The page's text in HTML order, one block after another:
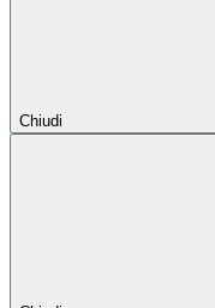
Chiudi